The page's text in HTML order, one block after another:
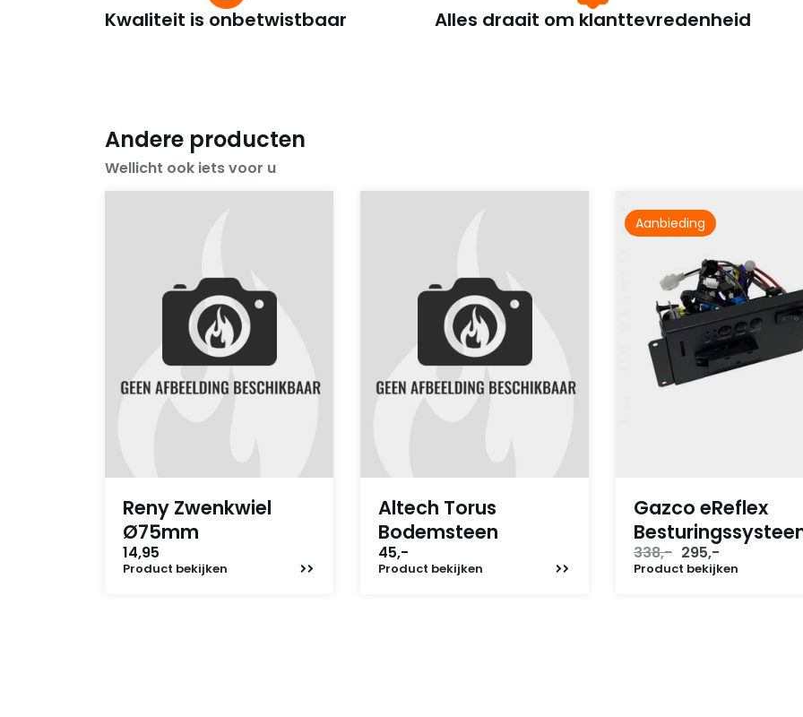
Kwaliteit is onbetwistbaar Alles draait om klanttevredenheid
Andere producten
Wellicht ook iets voor u
Reny Zwenkwiel
Ø75mm
14,95
Product bekijken
Altech Torus
Bodemsteen
45,-
Product bekijken
Aanbieding
Gazco eReflex
338,- Oorspronkelijke
prijs
295,-
prijs
Product bekijken